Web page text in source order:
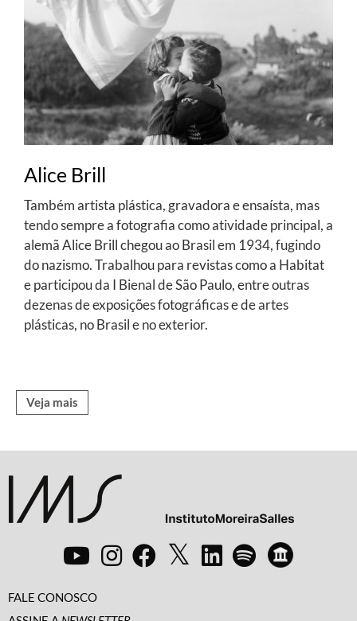
Alice Brill
Também artista plástica, gravadora e ensaísta, mas
tendo sempre a fotografia como atividade principal, a
alemã Alice Brill chegou ao Brasil em 1934, fugindo
do nazismo. Trabalhou para revistas como a Habitat
e participou da I Bienal de São Paulo, entre outras
dezenas de exposições fotográficas e de artes
plásticas, no Brasil e no exterior.
Veja mais
FALE CONOSCO